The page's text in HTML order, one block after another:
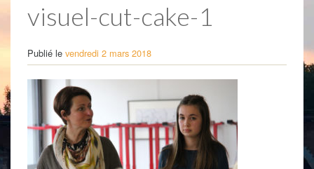
visuel-cut-cake-1
Publié le vendredi 2 mars 2018